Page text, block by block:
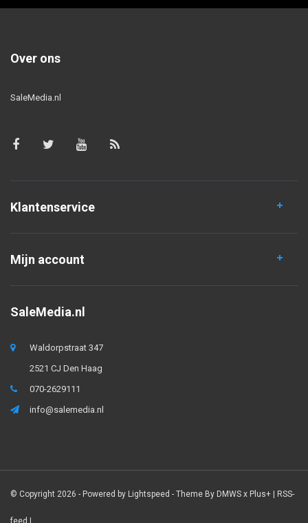
Over ons
SaleMedia.nl
Klantenservice
Mijn account
SaleMedia.nl
Waldorpstraat 347
2521 CJ Den Haag
070-2629111
info@salemedia.nl
© Copyright 2026 - Powered by Lightspeed - Theme By DMWS x Plus+ | RSS-
feed |